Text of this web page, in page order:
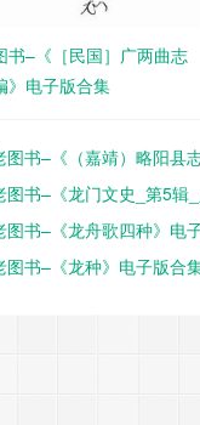
书–《［民国］广两曲志
》电子版合集
图书–《（嘉靖）略阳县
图书–《龙门文史_第5辑
电子版合集
图书–《龙舟歌四种》电
图书–《龙种》电子版合